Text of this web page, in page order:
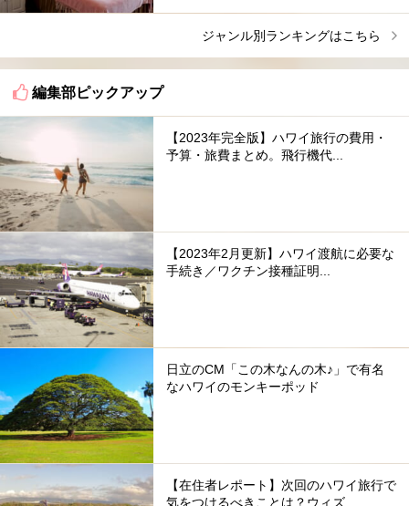
ジャンル別ランキングはこちら
編集部ピックアップ
【2023年完全版】ハワイ旅行の費用・
予算・旅費まとめ。飛行機代...
【2023年2月更新】ハワイ渡航に必要な
手続き／ワクチン接種証明...
日立のCM「この木なんの木♪」で有名
なハワイのモンキーポッド
【在住者レポート】次回のハワイ旅行で
気をつけるべきことは？ウィズ...